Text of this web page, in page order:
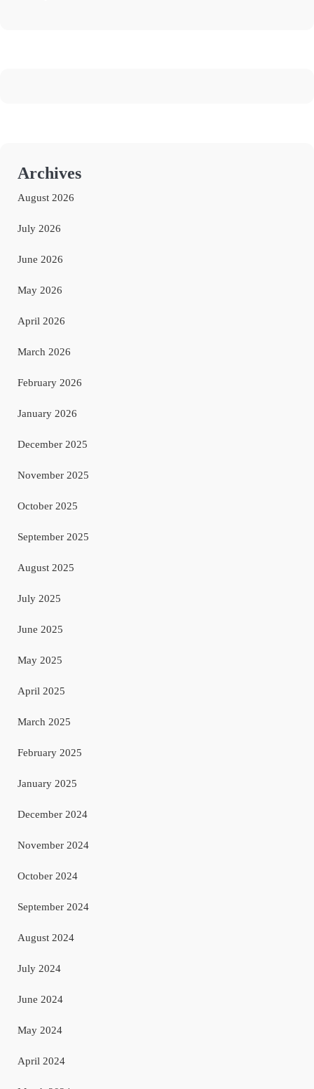
Archives
August 2026
July 2026
June 2026
May 2026
April 2026
March 2026
February 2026
January 2026
December 2025
November 2025
October 2025
September 2025
August 2025
July 2025
June 2025
May 2025
April 2025
March 2025
February 2025
January 2025
December 2024
November 2024
October 2024
September 2024
August 2024
July 2024
June 2024
May 2024
April 2024